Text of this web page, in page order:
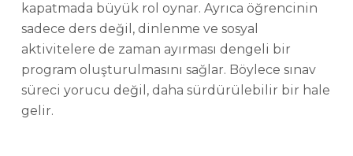
kapatmada büyük rol oynar. Ayrıca öğrencinin
sadece ders değil, dinlenme ve sosyal
aktivitelere de zaman ayırması dengeli bir
program oluşturulmasını sağlar. Böylece sınav
süreci yorucu değil, daha sürdürülebilir bir hale
gelir.